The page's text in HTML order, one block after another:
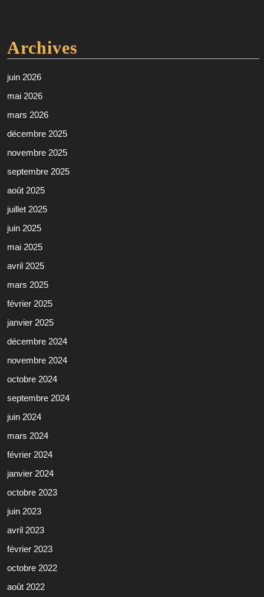
Archives
juin 2026
mai 2026
mars 2026
décembre 2025
novembre 2025
septembre 2025
août 2025
juillet 2025
juin 2025
mai 2025
avril 2025
mars 2025
février 2025
janvier 2025
décembre 2024
novembre 2024
octobre 2024
septembre 2024
juin 2024
mars 2024
février 2024
janvier 2024
octobre 2023
juin 2023
avril 2023
février 2023
octobre 2022
août 2022